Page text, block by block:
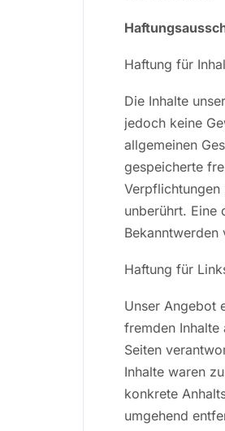
Haftung für
Die Inhalte
jedoch keine
allgemeinen
gespeicherte
Verpflichtungen
unberührt. Eine
Bekanntwerden
Haftung für
Unser Angebot
fremden Inhalte
Seiten
Inhalte waren
konkrete
umgehend